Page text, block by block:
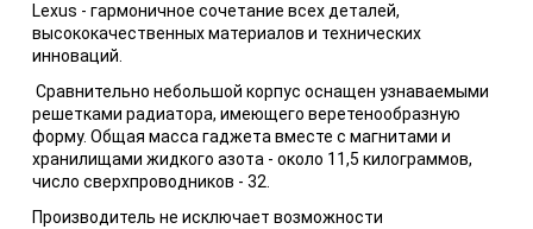
Lexus - гармоничное сочетание всех деталей,
высококачественных материалов и технических
инноваций.
Сравнительно небольшой корпус оснащен узнаваемыми
решетками радиатора, имеющего веретенообразную
форму. Общая масса гаджета вместе с магнитами и
хранилищами жидкого азота - около 11,5 килограммов,
число сверхпроводников - 32.
Производитель не исключает возможности